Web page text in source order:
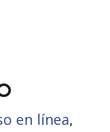
en línea,